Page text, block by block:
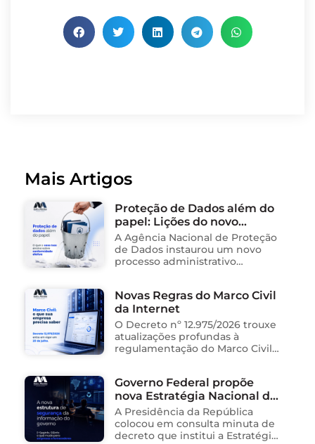
Mais Artigos
Proteção de Dados além do
papel: Lições do novo
processo sancionador da
ANPD
A Agência Nacional de Proteção
de Dados instaurou um novo
processo administrativo
organização social responsável
pela gestão de unidades
públicas de saúde …
Novas Regras do Marco Civil
da Internet
O Decreto nº 12.975/2026 trouxe
atualizações profundas à
regulamentação do Marco Civil
operações de empresas de
tecnologia no Brasil. Para ajudar
na …
Governo Federal propõe
nova Estratégia Nacional de
Segurança da Informação e
cria sistema integrado de
governança para órgãos
A Presidência da República
colocou em consulta minuta de
decreto que institui a Estratégia